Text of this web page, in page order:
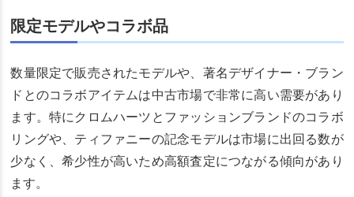
限定モデルやコラボ品
数量限定で販売されたモデルや、著名デザイナー・ブラン
ドとのコラボアイテムは中古市場で非常に高い需要があり
ます。特にクロムハーツとファッションブランドのコラボ
リングや、ティファニーの記念モデルは市場に出回る数が
少なく、希少性が高いため高額査定につながる傾向があり
ます。